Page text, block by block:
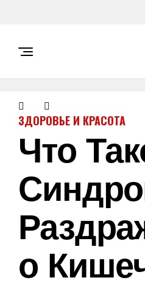
ЗДОРОВЬЕ И КРАСОТА
Что
О